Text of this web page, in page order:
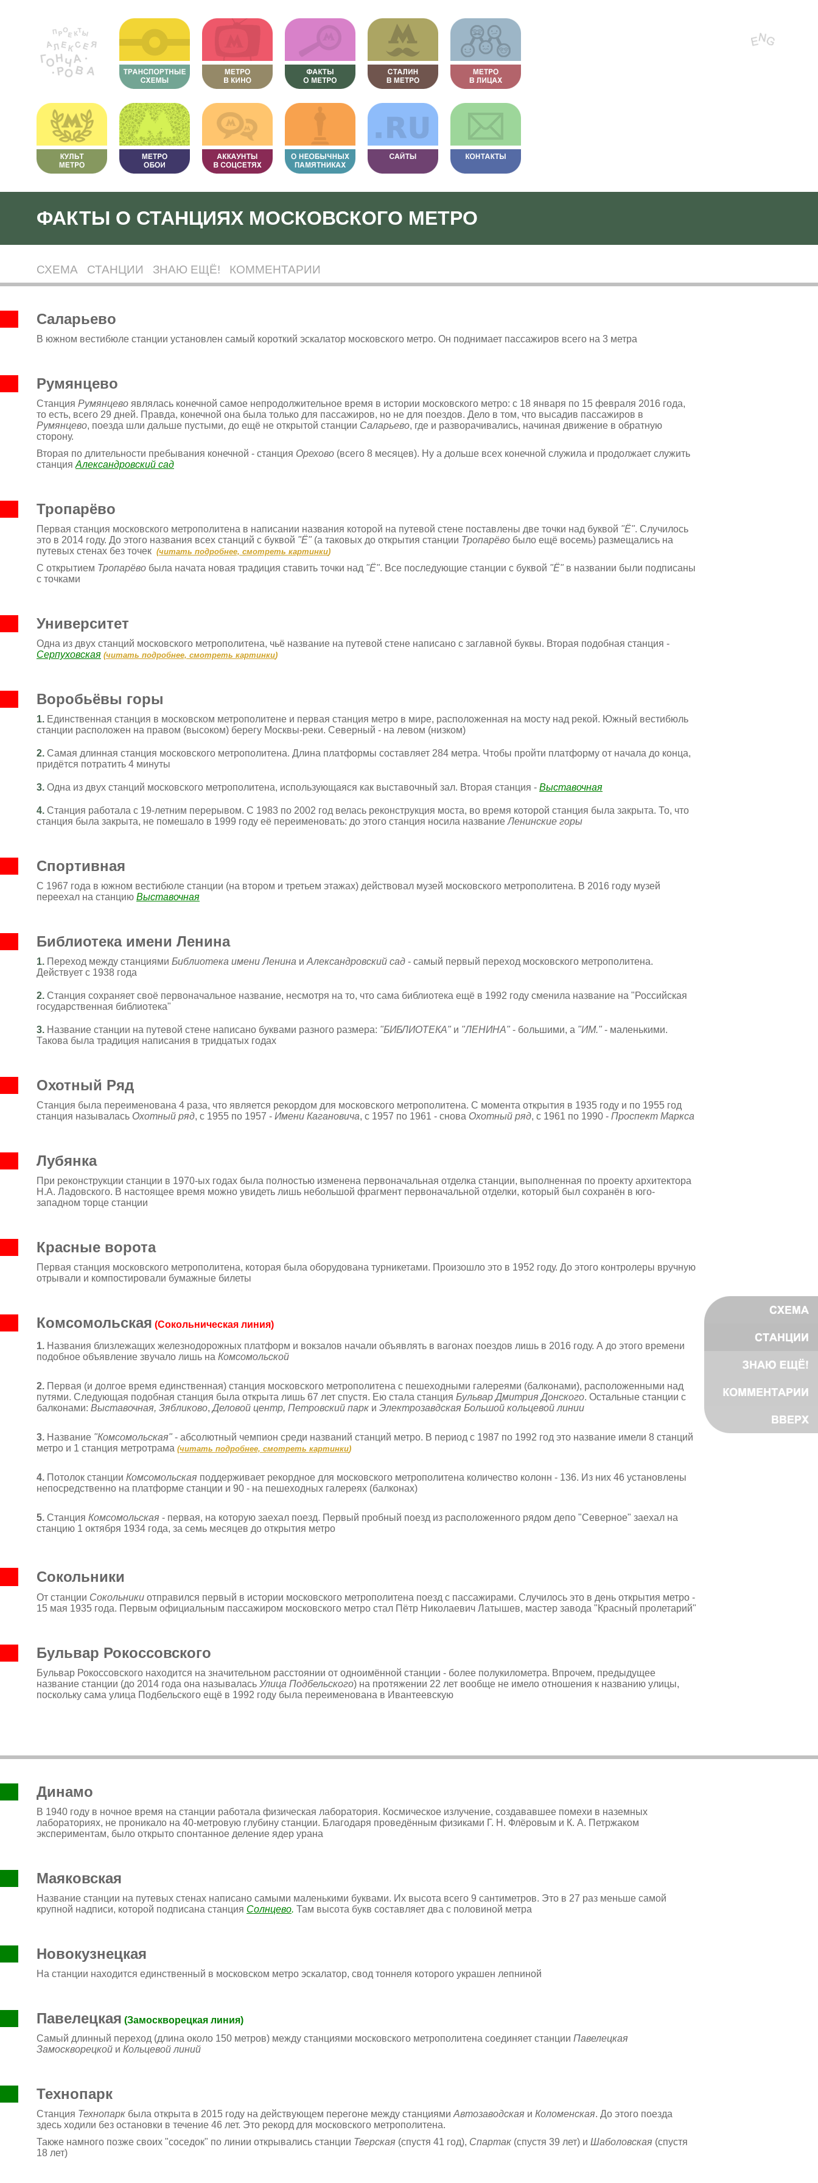
ФАКТЫ О СТАНЦИЯХ МОСКОВСКОГО МЕТРО
СХЕМА СТАНЦИИ ЗНАЮ ЕЩЁ! КОММЕНТАРИИ
Саларьево
В южном вестибюле станции установлен самый короткий эскалатор московского метро. Он поднимает пассажиров всего на 3 метра
Румянцево
Станция Румянцево являлась конечной самое непродолжительное время в истории московского метро: с 18 января по 15 февраля 2016 года,
то есть, всего 29 дней. Правда, конечной она была только для пассажиров, но не для поездов. Дело в том, что высадив пассажиров в
Румянцево, поезда шли дальше пустыми, до ещё не открытой станции Саларьево, где и разворачивались, начиная движение в обратную
сторону.
Вторая по длительности пребывания конечной - станция Орехово (всего 8 месяцев). Ну а дольше всех конечной служила и продолжает служить
станция Александровский сад
Тропарёво
Первая станция московского метрополитена в написании названия которой на путевой стене поставлены две точки над буквой "Ё". Случилось
это в 2014 году. До этого названия всех станций с буквой "Ё" (а таковых до открытия станции Тропарёво было ещё восемь) размещались на
путевых стенах без точек (читать подробнее, смотреть картинки)
С открытием Тропарёво была начата новая традиция ставить точки над "Ё". Все последующие станции с буквой "Ё" в названии были подписаны
с точками
Университет
Одна из двух станций московского метрополитена, чьё название на путевой стене написано с заглавной буквы. Вторая подобная станция -
Серпуховская (читать подробнее, смотреть картинки)
Воробьёвы горы
1. Единственная станция в московском метрополитене и первая станция метро в мире, расположенная на мосту над рекой. Южный вестибюль
станции расположен на правом (высоком) берегу Москвы-реки. Северный - на левом (низком)
2. Самая длинная станция московского метрополитена. Длина платформы составляет 284 метра. Чтобы пройти платформу от начала до конца,
придётся потратить 4 минуты
3. Одна из двух станций московского метрополитена, использующаяся как выставочный зал. Вторая станция - Выставочная
4. Станция работала с 19-летним перерывом. С 1983 по 2002 год велась реконструкция моста, во время которой станция была закрыта. То, что
станция была закрыта, не помешало в 1999 году её переименовать: до этого станция носила названиеЛенинские горы
Спортивная
С 1967 года в южном вестибюле станции (на втором и третьем этажах) действовал музей московского метрополитена. В 2016 году музей
переехал на станцию Выставочная
Библиотека имени Ленина
1. Переход между станциями Библиотека имени Ленина и Александровский сад - самый первый переход московского метрополитена.
Действует с 1938 года
2. Станция сохраняет своё первоначальное название, несмотря на то, что сама библиотека ещё в 1992 году сменила название на "Российская
государственная библиотека"
3. Название станции на путевой стене написано буквами разного размера: "БИБЛИОТЕКА" и "ЛЕНИНА" - большими, а "ИМ." - маленькими.
Такова была традиция написания в тридцатых годах
Охотный Ряд
Станция была переименована 4 раза, что является рекордом для московского метрополитена. С момента открытия в 1935 году и по 1955 год
станция называлась Охотный ряд, с 1955 по 1957 - Имени Кагановича, с 1957 по 1961 - снова Охотный ряд, с 1961 по 1990 - Проспект Маркса
Лубянка
При реконструкции станции в 1970-ых годах была полностью изменена первоначальная отделка станции, выполненная по проекту архитектора
Н.А. Ладовского. В настоящее время можно увидеть лишь небольшой фрагмент первоначальной отделки, который был сохранён в юго-
западном торце станции
Красные ворота
Первая станция московского метрополитена, которая была оборудована турникетами. Произошло это в 1952 году. До этого контролеры вручную
отрывали и компостировали бумажные билеты
Комсомольская (Сокольническая линия)
1. Названия близлежащих железнодорожных платформ и вокзалов начали объявлять в вагонах поездов лишь в 2016 году. А до этого времени
подобное объявление звучало лишь на Комсомольской
2. Первая (и долгое время единственная) станция московского метрополитена с пешеходными галереями (балконами), расположенными над
путями. Следующая подобная станция была открыта лишь 67 лет спустя. Ею стала станция Бульвар Дмитрия Донского. Остальные станции с
балконами: Выставочная, Зябликово, Деловой центр, Петровский парк и Электрозавдская Большой кольцевой линии
3. Название "Комсомольская" - абсолютный чемпион среди названий станций метро. В период с 1987 по 1992 год это название имели 8 станций
метро и 1 станция метротрама (читать подробнее, смотреть картинки)
4. Потолок станции Комсомольская поддерживает рекордное для московского метрополитена количество колонн - 136. Из них 46 установлены
непосредственно на платформе станции и 90 - на пешеходных галереях (балконах)
5. Станция Комсомольская - первая, на которую заехал поезд. Первый пробный поезд из расположенного рядом депо "Северное" заехал на
станцию 1 октября 1934 года, за семь месяцев до открытия метро
Сокольники
От станции Сокольники отправился первый в истории московского метрополитена поезд с пассажирами. Случилось это в день открытия метро -
15 мая 1935 года. Первым официальным пассажиром московского метро стал Пётр Николаевич Латышев, мастер завода "Красный пролетарий"
Бульвар Рокоссовского
Бульвар Рокоссовского находится на значительном расстоянии от одноимённой станции - более полукилометра. Впрочем, предыдущее
название станции (до 2014 года она называлась Улица Подбельского) на протяжении 22 лет вообще не имело отношения к названию улицы,
поскольку сама улица Подбельского ещё в 1992 году была переименована в Ивантеевскую
Динамо
В 1940 году в ночное время на станции работала физическая лаборатория. Космическое излучение, создававшее помехи в наземных
лабораториях, не проникало на 40-метровую глубину станции. Благодаря проведённым физиками Г. Н. Флёровым и К. А. Петржаком
экспериментам, было открыто спонтанное деление ядер урана
Маяковская
Название станции на путевых стенах написано самыми маленькими буквами. Их высота всего 9 сантиметров. Это в 27 раз меньше самой
крупной надписи, которой подписана станция Солнцево. Там высота букв составляет два с половиной метра
Новокузнецкая
На станции находится единственный в московском метро эскалатор, свод тоннеля которого украшен лепниной
Павелецкая (Замоскворецкая линия)
Самый длинный переход (длина около 150 метров) между станциями московского метрополитена соединяет станции Павелецкая
Замоскворецкой и Кольцевой линий
Технопарк
Станция Технопарк была открыта в 2015 году на действующем перегоне между станциями Автозаводская и Коломенская. До этого поезда
здесь ходили без остановки в течение 46 лет. Это рекорд для московского метрополитена.
Также намного позже своих "соседок" по линии открывались станции Тверская (спустя 41 год), Спартак (спустя 39 лет) и Шаболовская (спустя
18 лет)